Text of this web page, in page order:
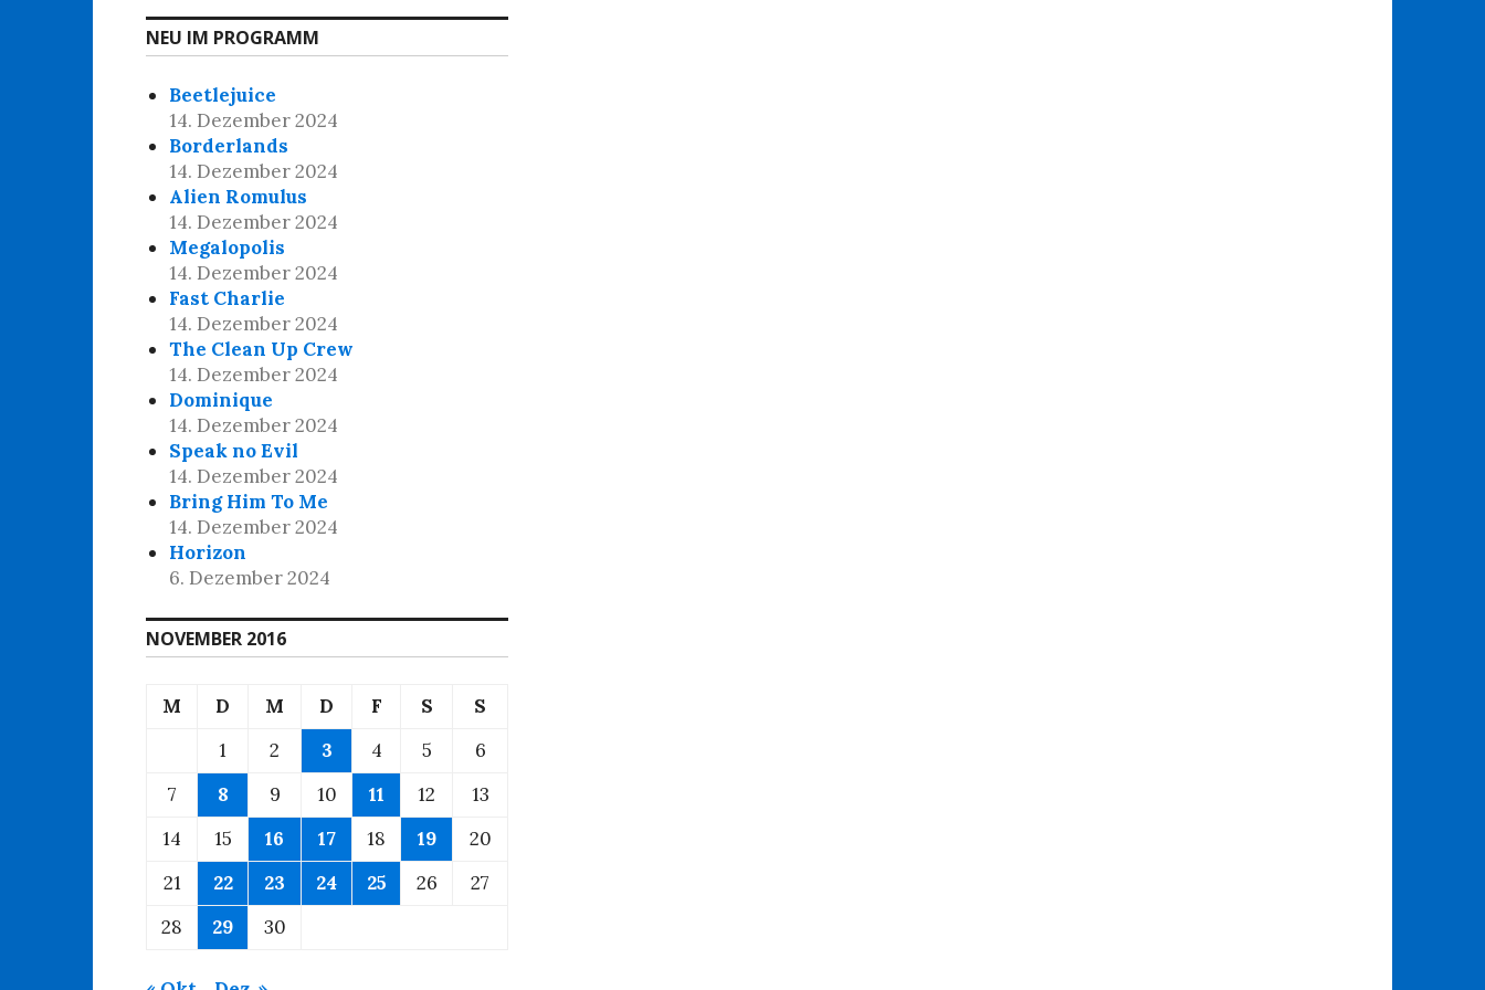
NEU IM PROGRAMM
Beetlejuice
14. Dezember 2024
Borderlands
14. Dezember 2024
Alien Romulus
14. Dezember 2024
Megalopolis
14. Dezember 2024
Fast Charlie
14. Dezember 2024
The Clean Up Crew
14. Dezember 2024
Dominique
14. Dezember 2024
Speak no Evil
14. Dezember 2024
Bring Him To Me
14. Dezember 2024
Horizon
6. Dezember 2024
NOVEMBER 2016
M D M D F S
S
1
2 3 4 5
6
7
8 9 10 11 12
13
14
15 16 17 18 19
20
21
22 23 24 25 26
27
28
29 30